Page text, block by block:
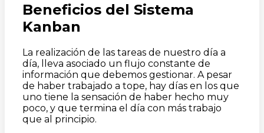
Beneficios del Sistema
Kanban
La realización de las tareas de nuestro día a
día, lleva asociado un flujo constante de
información que debemos gestionar. A pesar
de haber trabajado a tope, hay días en los que
uno tiene la sensación de haber hecho muy
poco, y que termina el día con más trabajo
que al principio.